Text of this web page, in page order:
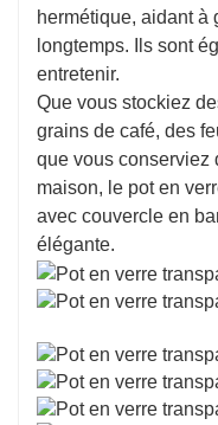
hermétique, aidant à
longtemps. Ils sont
entretenir.
Que vous stockiez
grains de café, des
que vous conserviez
maison, le pot en
avec couvercle en
élégante.